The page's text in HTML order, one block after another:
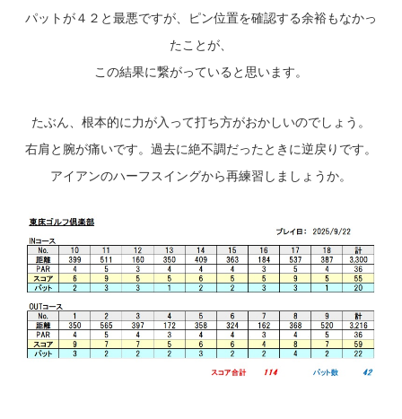
パットが４２と最悪ですが、ピン位置を確認する余裕もなかっ
たことが、
この結果に繋がっていると思います。
たぶん、根本的に力が入って打ち方がおかしいのでしょう。
右肩と腕が痛いです。過去に絶不調だったときに逆戻りです。
アイアンのハーフスイングから再練習しましょうか。